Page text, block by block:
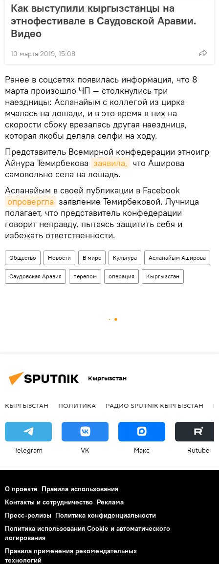
Как выступили кыргызстанцы на
этнофестивале в Саудовской Аравии.
Видео
10 марта 2019, 15:08
Ранее в соцсетях появилась информация, что 8
марта произошло ЧП — столкнулись три
наездницы: Асланайым с коллегой из цирка
мчалась на лошади, и в это время в них на
скорости сбоку врезалась другая наездница,
которая якобы делала селфи на ходу.
Представитель Всемирной конфедерации этноигр
Айнура Темирбекова заявила, что Аширова
самовольно села на лошадь.
Асланайым в своей публикации в Facebook
опровергла заявление Темирбековой. Лучница
полагает, что представитель конфедерации
говорит неправду, пытаясь защитить себя и
избежать ответственности.
Общество Новости В мире Культура Асланайым Аширова
Саудовская Аравия перелом операция Кыргызстан
Кыргызстан
КЫРГЫЗСТАН ПОЛИТИКА РАДИО SPUTNIK КЫРГЫЗСТАН
Telegram VK Макс Rutube
О проекте Правила использования
Контакты и сотрудничество Реклама
Пресс-релизы Политика конфиденциальности
Политика использования Cookie и автоматического
логирования
Правила применения рекомендательных
технологий